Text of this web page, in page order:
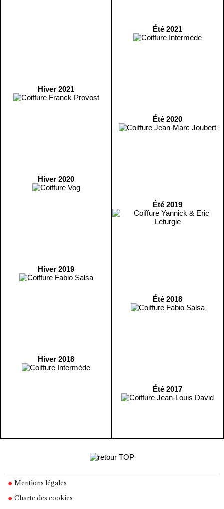
Hiver 2021
Hiver 2020
Hiver 2019
Hiver 2018
Été 2021
Été 2020
Été 2019
Été 2018
Été 2017
Mentions légales
Charte des cookies